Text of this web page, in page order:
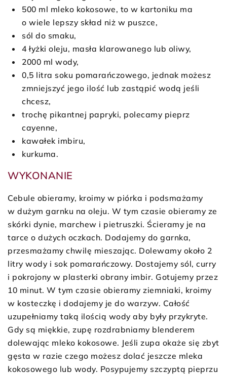
500 ml mleko kokosowe, to w kartoniku ma
o wiele lepszy skład niż w puszce,
sól do smaku,
4 łyżki oleju, masła klarowanego lub oliwy,
2000 ml wody,
0,5 litra soku pomarańczowego, jednak możesz
zmniejszyć jego ilość lub zastąpić wodą jeśli
chcesz,
trochę pikantnej papryki, polecamy pieprz
cayenne,
kawałek imbiru,
kurkuma.
WYKONANIE
Cebule obieramy, kroimy w piórka i podsmażamy
w dużym garnku na oleju. W tym czasie obieramy ze
skórki dynie, marchew i pietruszki. Ścieramy je na
tarce o dużych oczkach. Dodajemy do garnka,
przesmażamy chwilę mieszając. Dolewamy około 2
litry wody i sok pomarańczowy. Dostajemy sól, curry
i pokrojony w plasterki obrany imbir. Gotujemy przez
10 minut. W tym czasie obieramy ziemniaki, kroimy
w kosteczkę i dodajemy je do warzyw. Całość
uzupełniamy taką ilością wody aby były przykryte.
Gdy są miękkie, zupę rozdrabniamy blenderem
dolewając mleko kokosowe. Jeśli zupa okaże się zbyt
gęsta w razie czego możesz dolać jeszcze mleka
kokosowego lub wody. Posypujemy szczyptą pieprzu